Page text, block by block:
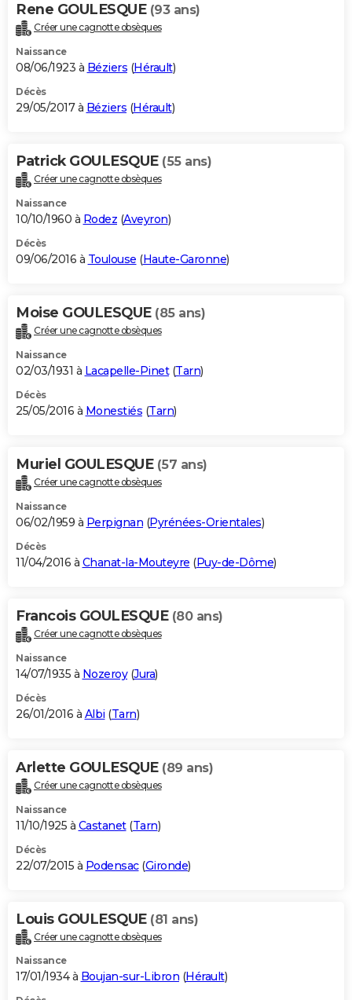
Rene GOULESQUE (93 ans)
Créer une cagnotte obsèques
Naissance
08/06/1923 à Béziers (Hérault)
Décès
29/05/2017 à Béziers (Hérault)
Patrick GOULESQUE (55 ans)
Créer une cagnotte obsèques
Naissance
10/10/1960 à Rodez (Aveyron)
Décès
09/06/2016 à Toulouse (Haute-Garonne)
Moise GOULESQUE (85 ans)
Créer une cagnotte obsèques
Naissance
02/03/1931 à Lacapelle-Pinet(Tarn)
Décès
25/05/2016 à Monestiés (Tarn)
Muriel GOULESQUE (57 ans)
Créer une cagnotte obsèques
Naissance
06/02/1959 à Perpignan (Pyrénées-Orientales)
Décès
11/04/2016 à Chanat-la-Mouteyre (Puy-de-Dôme)
Francois GOULESQUE (80 ans)
Créer une cagnotte obsèques
Naissance
14/07/1935 à Nozeroy(Jura)
Décès
26/01/2016 à Albi (Tarn)
Arlette GOULESQUE (89 ans)
Créer une cagnotte obsèques
Naissance
11/10/1925 à Castanet(Tarn)
Décès
22/07/2015 à Podensac(Gironde)
Louis GOULESQUE (81 ans)
Créer une cagnotte obsèques
Naissance
17/01/1934 à Boujan-sur-Libron (Hérault)